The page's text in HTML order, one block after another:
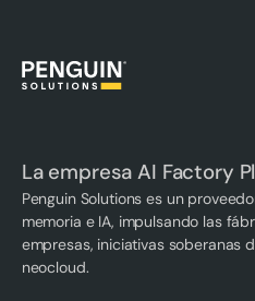
La empresa AI Factory
Penguin Solutions es un
memoria e IA, impulsando las
empresas, iniciativas soberanas
neocloud.